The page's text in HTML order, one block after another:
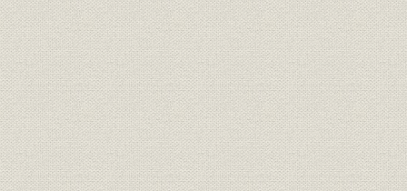
2. 不況期における積極策
3. 業績
第3節 三井物産船舶部のコモンキャリヤー化
1. 経営方針と経営組織
2. 経営活動の自立化